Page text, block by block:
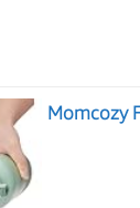
Momcozy